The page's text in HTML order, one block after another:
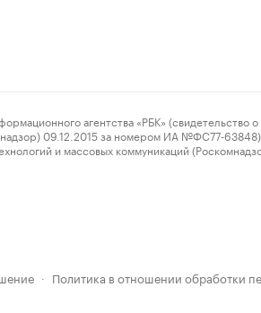
агентства «РБК» (свидетельство о
09.12.2015 за номером ИА №ФС77-63848)
и массовых коммуникаций
· Политика в отношении обработки